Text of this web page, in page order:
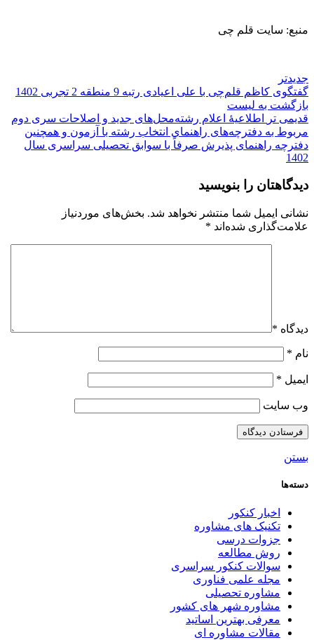
منبع: سایت قلم چی
جدیدتر
گفتگوی کاظم قلم‌چی با علی اعیادی رتبه 9 منطقه 2 تجربی 1402
بازگشت به لیست
قدیمی تر
اطلاعیهٔ اعلام رشته‌محل‌های جدید و اصلاحات سری دوم
مربوط به دفترچه‌های راهنمای انتخاب رشته با آزمون و همچنین
دفترچه راهنمای پذیرش صرفاً با سوابق تحصیلی سراسری سال
1402
دیدگاهتان را بنویسید
نشانی ایمیل شما منتشر نخواهد شد. بخش‌های موردنیاز
علامت‌گذاری شده‌اند *
دیدگاه *
نام *
ایمیل *
وب‌ سایت
بستن
دسته‌ها
اخبار کنکور
تکنیک های مشاوره
جزوات درسی
روش مطالعه
سوالات کنکور سراسری
مجله علمی فناوری
مشاوره تحصیلی
مشاوره شهر های کشور
معرفی بهترین اساتید
مقالات مشاوره ای